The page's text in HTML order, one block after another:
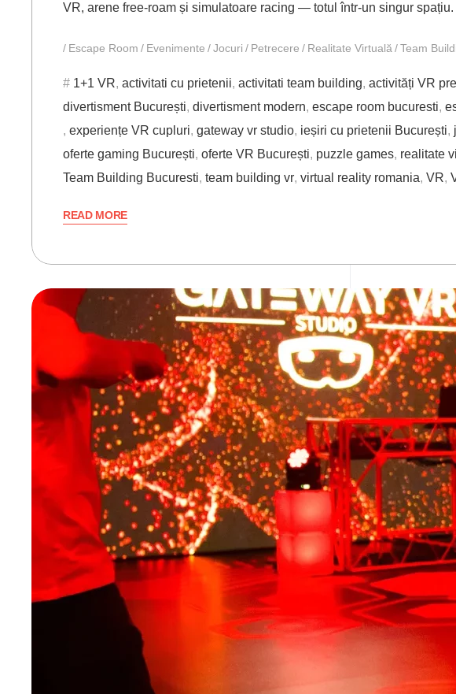
VR, arene free-roam și simulatoare racing — totul într-un singur
Escape Room Evenimente Jocuri Petrecere Realitate Virtuală Team
1+1 VR, activitati cu prietenii, activitati team building, activități VR
divertisment București, divertisment modern, escape room bucuresti,
, experiențe VR cupluri, gateway vr studio, ieșiri cu prietenii București,
oferte gaming București, oferte VR București, puzzle games, realitate
Team Building Bucuresti, team building vr, virtual reality romania, VR,
READ MORE